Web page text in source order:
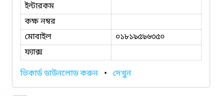
ইন্টারকম
কক্ষ নম্বর
মোবাইল
০১৮১৯৫৯৬৩৫০
ফ্যাক্স
ভিকার্ড ডাউনলোড করুন • দেখুন